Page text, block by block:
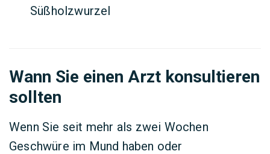
Süßholzwurzel
Wann Sie einen Arzt konsultieren
sollten
Wenn Sie seit mehr als zwei Wochen
Geschwüre im Mund haben oder